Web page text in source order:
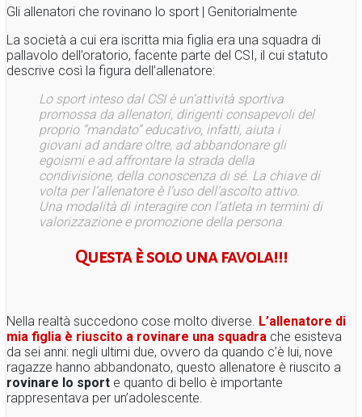
Gli allenatori che rovinano lo sport | Genitorialmente
La società a cui era iscritta mia figlia era una squadra di
pallavolo dell’oratorio, facente parte del CSI, il cui statuto
descrive così la figura dell’allenatore:
Lo sport inteso dal CSI è un’attività sportiva
promossa da allenatori, dirigenti consapevoli del
proprio “mandato” educativo, infatti, aiuta i
giovani ad andare oltre, ad abbandonare gli
egoismi e ad affrontare la strada della
condivisione, della conoscenza di sé. La chiave di
volta per l’allenatore è l’uso dell’ascolto attivo.
Una modalità di interagire con l’atleta in termini di
valorizzazione e promozione della persona.
Questa è solo una favola!!!
Nella realtà succedono cose molto diverse. L’allenatore di
mia figlia è riuscito a rovinare una squadra che esisteva
da sei anni: negli ultimi due, ovvero da quando c’è lui, nove
ragazze hanno abbandonato, questo allenatore è riuscito a
rovinare lo sport e quanto di bello è importante
rappresentava per un’adolescente.